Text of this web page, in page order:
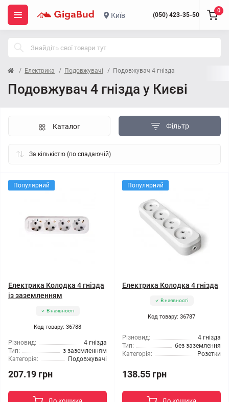
Київ (050) 423-35-50
0
Електрика Подовжувачі Подовжувач 4 гнізда
Подовжувач 4 гнізда у Києві
Фільтр
Каталог
Популярний
Електрика Колодка 4 гнізда
із заземленням
В наявності
Код товару: 36788
Різновид:
4 гнізда
Тип:
з заземленням
Категорія:
Подовжувачі
207.19 грн
Популярний
Електрика Колодка 4 гнізда
В наявності
Код товару: 36787
Різновид:
4 гнізда
Тип:
без заземлення
Категорія:
Розетки
138.55 грн